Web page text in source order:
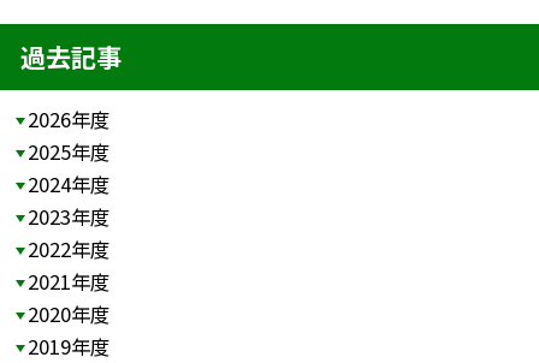
過去記事
2026年度
2025年度
2024年度
2023年度
2022年度
2021年度
2020年度
2019年度